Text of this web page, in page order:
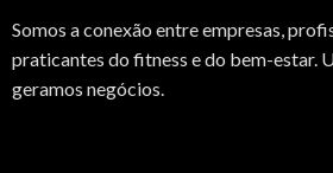
Somos a conexão entre empresas,
praticantes do fitness e do bem-estar.
geramos negócios.